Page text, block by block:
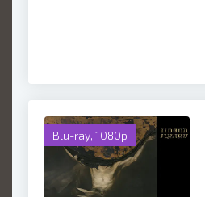
Blu-ray, 1080p